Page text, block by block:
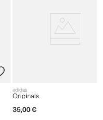
adidas
Originals
35,00 €